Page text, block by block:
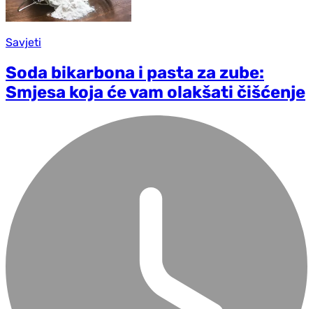
Savjeti
Soda bikarbona i pasta za zube:
Smjesa koja će vam olakšati čišćenje